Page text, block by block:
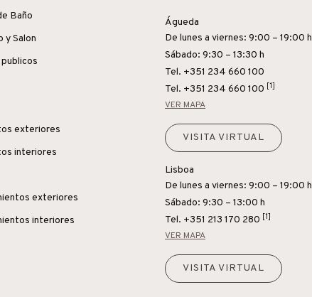
Baño
y Salon
exteriores
interiores
exteriores
interiores
Águeda
De lunes a viernes: 9:00 – 19:00 h
Sábado: 9:30 – 13:30 h
Tel. +351 234 660 100
Tel. +351 234 660 100 [1]
VER MAPA
VISITA VIRTUAL
Lisboa
De lunes a viernes: 9:00 – 19:00 h
Sábado: 9:30 – 13:00 h
Tel. +351 213 170 280 [1]
VER MAPA
VISITA VIRTUAL